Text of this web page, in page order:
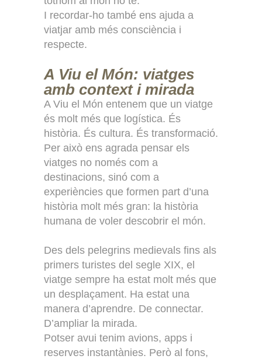
I recordar-ho també ens ajuda a
viatjar amb més consciència i
respecte.
A Viu el Món: viatges
amb context i mirada
A Viu el Món entenem que un viatge
és molt més que logística. És
història. És cultura. És transformació.
Per això ens agrada pensar els
viatges no només com a
destinacions, sinó com a
experiències que formen part d’una
història molt més gran: la història
humana de voler descobrir el món.
Des dels pelegrins medievals fins als
primers turistes del segle XIX, el
viatge sempre ha estat molt més que
un desplaçament. Ha estat una
manera d’aprendre. De connectar.
D’ampliar la mirada.
Potser avui tenim avions, apps i
reserves instantànies. Però al fons,